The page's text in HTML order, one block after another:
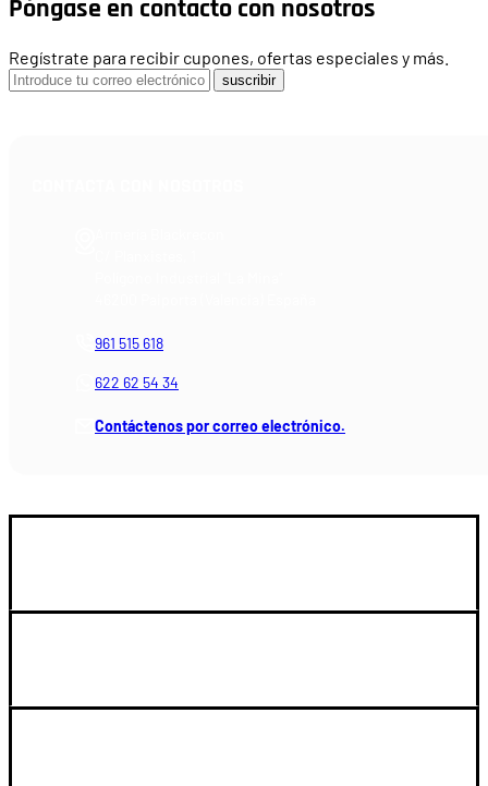
Póngase en contacto con nosotros
Regístrate para recibir cupones, ofertas especiales y más.
suscribir
961 515 618
622 62 54 34
Contáctenos por correo electrónico.